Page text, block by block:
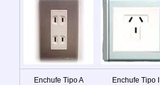
Enchufe Tipo A Enchufe Tipo I